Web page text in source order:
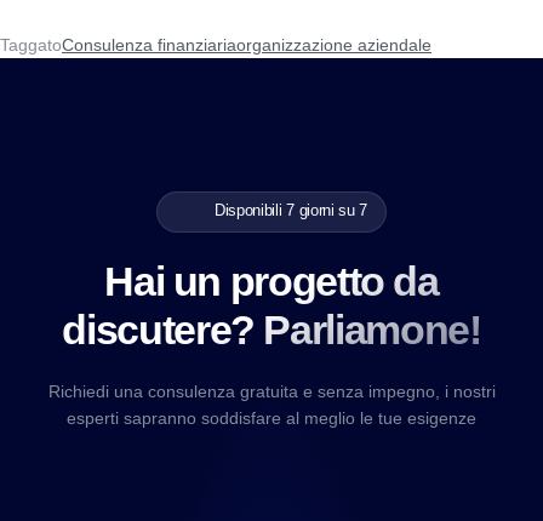
TaggatoConsulenza finanziariaorganizzazione aziendale
Disponibili 7 giorni su 7
Hai un progetto da
discutere? Parliamone!
Richiedi una consulenza gratuita e senza impegno, i nostri
esperti sapranno soddisfare al meglio le tue esigenze